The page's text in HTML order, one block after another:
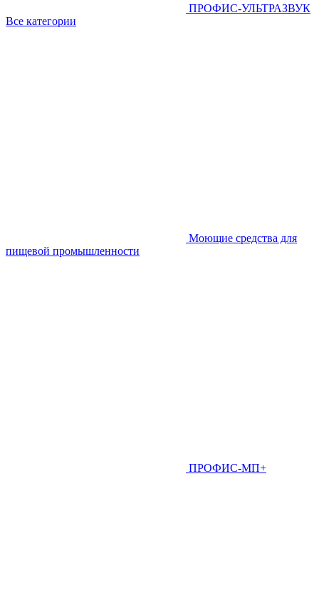
ПРОФИС-УЛЬТРАЗВУК
Все категории
Моющие средства для
пищевой промышленности
ПРОФИС-МП+